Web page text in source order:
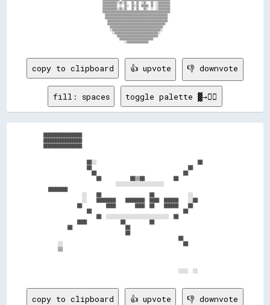
copy to clipboard 👍 upvote 👎 downvote
fill: spaces toggle palette ▓→✊🏽
                  ██░░                                          ██
                      ██            ██▒▒██            ██
                              ░░░░░░░░░░░░░░░░░░░░
                ░░    ██                    ██              ░░
                ░░    ████████    ████████  ████  ██████    ░░██
                      ██  ░░░░░░░░░░░░░░░░░░░░░░░░░░  ██
      ░░                                                  ██
      ▒▒
copy to clipboard 👍 upvote 👎 downvote